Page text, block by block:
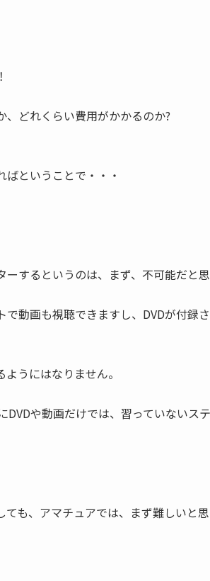
どれくらい費用がかかるのか?
ということで・・・
するというのは、まず、不可能だと思
動画も視聴できますし、DVDが付録
うにはなりません。
や動画だけでは、習っていないス
も、アマチュアでは、まず難しいと